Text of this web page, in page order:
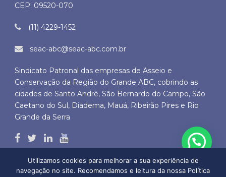
CEP: 09520-070
(11) 4229-1452
seac-abc@seac-abc.com.br
Sindicato Patronal das empresas de Asseio e
Conservação da Região do Grande ABC, cobrindo as
cidades de Santo André, São Bernardo do Campo, São
Caetano do Sul, Diadema, Mauá, Ribeirão Pires e Rio
Grande da Serra
Utilizamos cookies para melhorar a sua experiência de
navegação no site. Recomendamos e leitura da nossa Política